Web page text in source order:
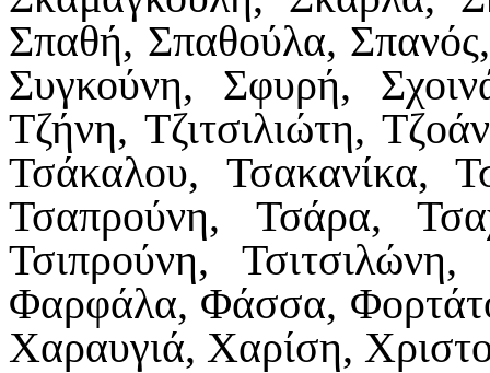
Σπαθή, Σπαθούλα,
Συγκούνη, Σφυρή,
Τζήνη, Τζιτσιλιώτη,
Τσάκαλου, Τσακανίκα,
Τσαπρούνη, Τσάρα,
Τσιπρούνη,
Φαρφάλα, Φάσσα,
Χαραυγιά, Χαρίση,